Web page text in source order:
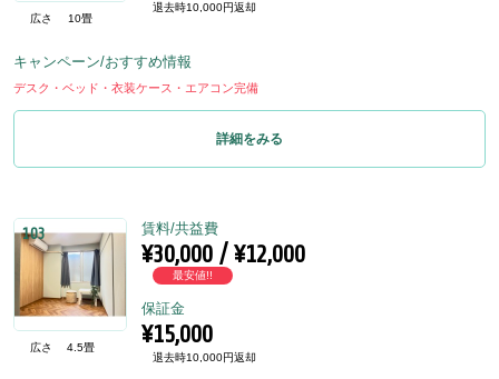
広さ 10畳
退去時10,000円返却
キャンペーン/おすすめ情報
デスク・ベッド・衣装ケース・エアコン完備
詳細をみる
103
広さ 4.5畳
賃料/共益費
¥30,000 / ¥12,000
最安値!!
保証金
¥15,000
退去時10,000円返却